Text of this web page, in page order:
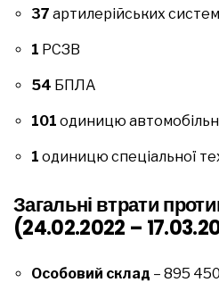
37 артилерійських систем
1 РСЗВ
54 БПЛА
101 одиницю
1 одиницю спеціальної
Загальні втрати
(24.02.2022 –
Особовий склад – 895